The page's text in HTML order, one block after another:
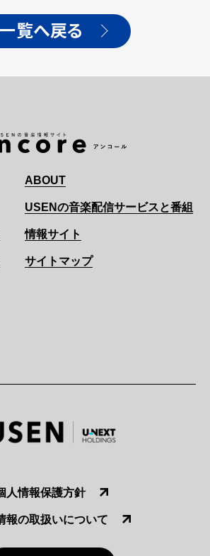
覧へ戻る
ABOUT
USENの音楽配信サービスと番組
情報サイト
サイトマップ
人情報保護方針
報の取扱いについて